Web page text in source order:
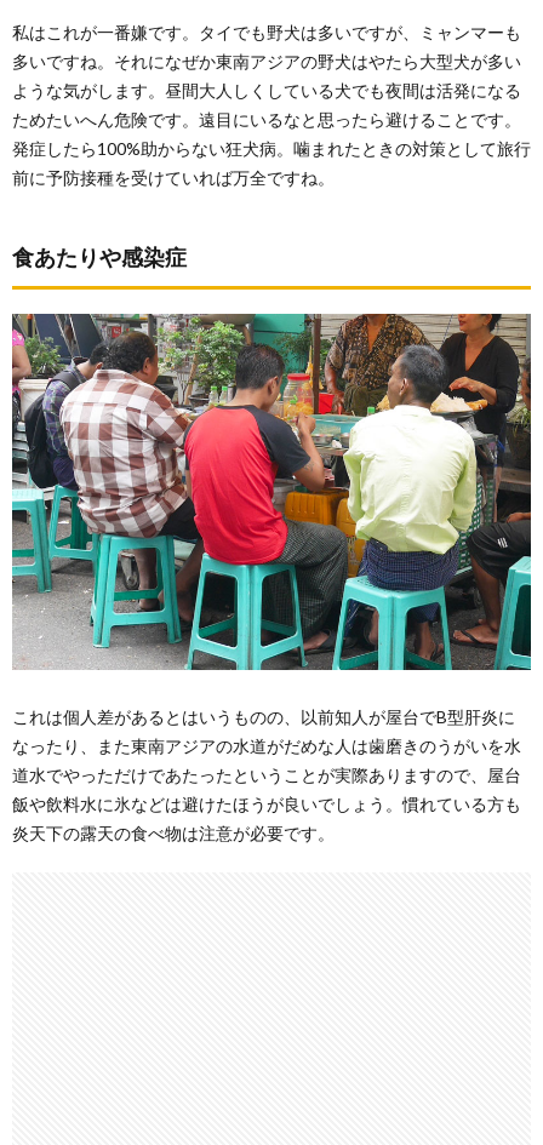
私はこれが一番嫌です。タイでも野犬は多いですが、ミャンマーも
多いですね。それになぜか東南アジアの野犬はやたら大型犬が多い
ような気がします。昼間大人しくしている犬でも夜間は活発になる
ためたいへん危険です。遠目にいるなと思ったら避けることです。
発症したら100%助からない狂犬病。噛まれたときの対策として旅行
前に予防接種を受けていれば万全ですね。
食あたりや感染症
これは個人差があるとはいうものの、以前知人が屋台でB型肝炎に
なったり、また東南アジアの水道がだめな人は歯磨きのうがいを水
道水でやっただけであたったということが実際ありますので、屋台
飯や飲料水に氷などは避けたほうが良いでしょう。慣れている方も
炎天下の露天の食べ物は注意が必要です。